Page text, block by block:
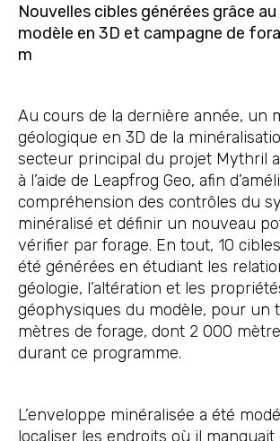
Nouvelles cibles générées grâce
modèle en 3D et campagne de
m
Au cours de la dernière année, un
géologique en 3D de la
secteur principal du projet Mythril
à l’aide de Leapfrog Geo, afin
compréhension des contrôles du
minéralisé et définir un nouveau
vérifier par forage. En tout, 10
été générées en étudiant les
géologie, l’altération et les
géophysiques du modèle, pour un
mètres de forage, dont 2 000
durant ce programme.
L’enveloppe minéralisée a été
localiser les endroits où il manquait